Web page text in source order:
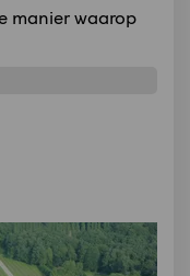
manier waarop